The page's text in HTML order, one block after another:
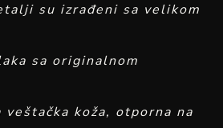
su izrađeni sa velikom
sa originalnom
koža, otporna na